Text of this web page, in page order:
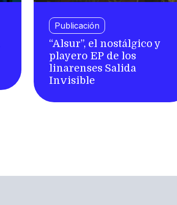
Publicación
“Alsur”, el nostálgico y
playero EP de los
linarenses Salida
Invisible